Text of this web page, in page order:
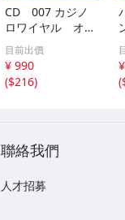
CD 007 カジノ
ロワイヤル オリ
ジナルサウンドト
ラック 70412
目前出價
¥ 990
($216)
(
聯絡我們
人才招募